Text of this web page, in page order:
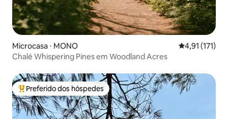
Microcasa ⋅ MONO 4,91 de uma
4,91 (171)
Chalé Whispering Pines em Woodland Acres
Entre os melhores preferidos dos hóspedes
Preferido dos hóspedes